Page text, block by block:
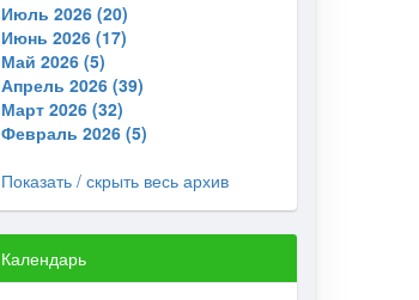
Июль 2026 (20)
Июнь 2026 (17)
Май 2026 (5)
Апрель 2026 (39)
Март 2026 (32)
Февраль 2026 (5)
Показать / скрыть весь архив
Календарь